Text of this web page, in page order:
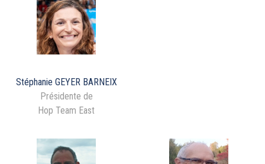
Stéphanie GEYER BARNEIX
Présidente de
Hop Team East